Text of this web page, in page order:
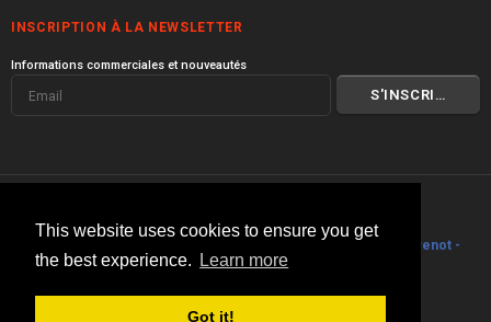
This website uses cookies to ensure you get
the best experience.
Learn more
Got it!
INSCRIPTION À LA NEWSLETTER
Informations commerciales et nouveautés
Philippe Stouvenot -